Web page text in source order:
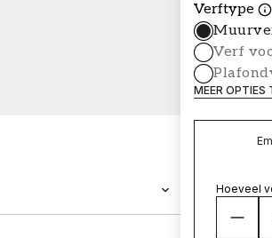
Verftype
Verf
MEER OPTIES
Hoeveel